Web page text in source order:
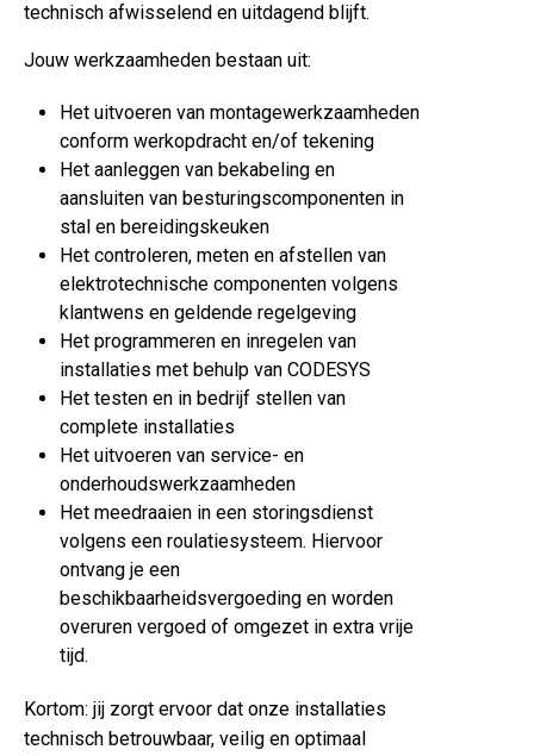
technisch afwisselend en uitdagend blijft.
Jouw werkzaamheden bestaan uit:
Het uitvoeren van montagewerkzaamheden
conform werkopdracht en/of tekening
Het aanleggen van bekabeling en
aansluiten van besturingscomponenten in
stal en bereidingskeuken
Het controleren, meten en afstellen van
elektrotechnische componenten volgens
klantwens en geldende regelgeving
Het programmeren en inregelen van
installaties met behulp van CODESYS
Het testen en in bedrijf stellen van
complete installaties
Het uitvoeren van service- en
onderhoudswerkzaamheden
Het meedraaien in een storingsdienst
volgens een roulatiesysteem. Hiervoor
ontvang je een
beschikbaarheidsvergoeding en worden
overuren vergoed of omgezet in extra vrije
tijd.
Kortom: jij zorgt ervoor dat onze installaties
technisch betrouwbaar, veilig en optimaal